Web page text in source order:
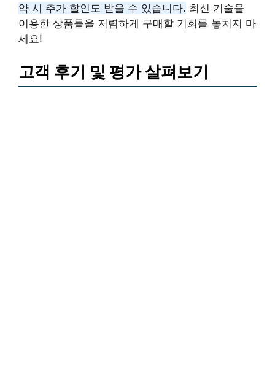
약 시 추가 할인도 받을 수 있습니다. 최신 기술을
이용한 상품들을 저렴하게 구매할 기회를 놓치지 마
세요!
고객 후기 및 평가 살펴보기